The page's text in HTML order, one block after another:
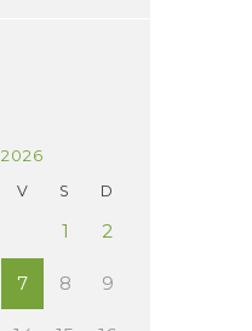
2026
V S D
1 2
7 8 9